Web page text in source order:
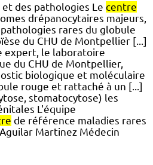
et des pathologies Le centre
drépanocytaires majeurs,
rares du globule
du CHU de Montpellier [...]
expert, le laboratoire
du CHU de Montpellier,
biologique et moléculaire
rouge et rattaché à un [...]
stomatocytose) les
L'équipe
de référence maladies rares
Martinez Médecin